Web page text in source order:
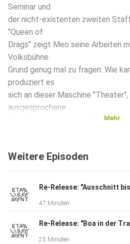
Seminar und
der nicht-existenten zweiten
"Queen of
Drags" zeigt Meo seine Arbeiten
Volksbühne.
Grund genug mal zu fragen: Wie
produziert es
sich an dieser Maschine "Theater",
ausgesprochene
Zur Archiv-Website mit Fotos und
https://etablissement.site/black/
Mehr
Weitere Episoden
47 Minuten
25 Minuten